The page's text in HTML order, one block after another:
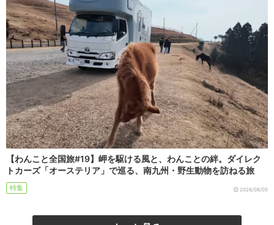
【わんこと全国旅#19】岬を駆ける風と、わんことの絆。ダイレク
トカーズ「オーステリア」で巡る、南九州・野生動物を訪ねる旅
特集 2026/08/05